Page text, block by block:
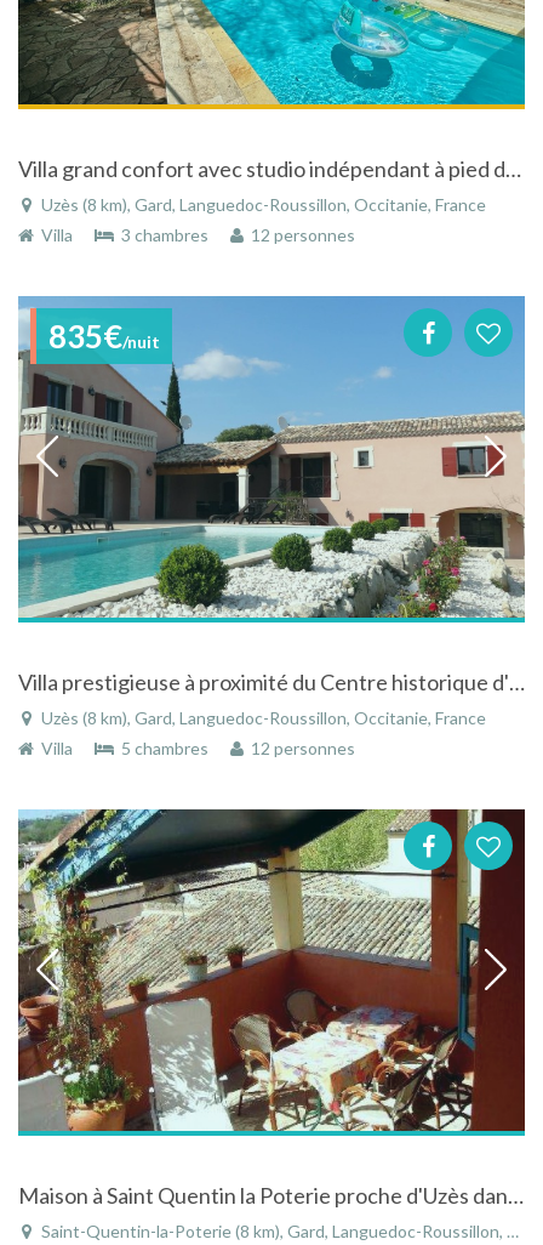
Villa grand confort avec studio indépendant à pied du centre historique d'Uzes
Uzès (8 km), Gard, Languedoc-Roussillon, Occitanie, France
Villa
3 chambres 12 personnes
835€/nuit
Villa prestigieuse à proximité du Centre historique d'Uzes
Uzès (8 km), Gard, Languedoc-Roussillon, Occitanie, France
Villa
5 chambres 12 personnes
Maison à Saint Quentin la Poterie proche d'Uzès dans le Languedoc-Roussillon avec patio et solarium
Saint-Quentin-la-Poterie (8 km), Gard, Languedoc-Roussillon, Occitanie, France